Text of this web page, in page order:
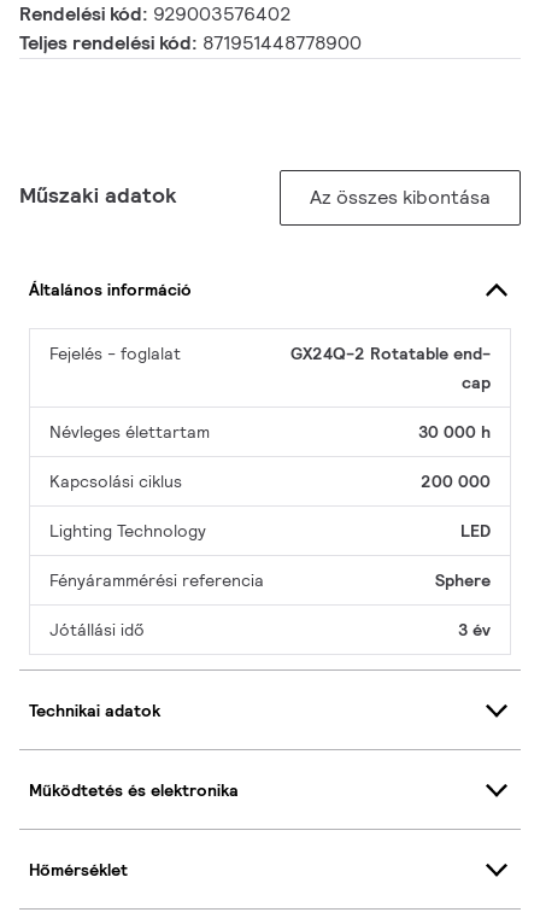
Rendelési kód: 929003576402
Teljes rendelési kód: 871951448778900
Műszaki adatok Az összes kibontása
Általános információ
Fejelés - foglalat
GX24Q-2 Rotatable end-
cap
Névleges élettartam 30 000 h
Kapcsolási ciklus 200 000
Lighting Technology LED
Fényárammérési referencia Sphere
Jótállási idő 3 év
Technikai adatok
Működtetés és elektronika
Hőmérséklet